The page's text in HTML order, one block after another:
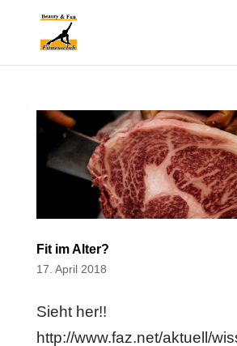
Fit im Alter?
17. April 2018
Sieht her!!
http://www.faz.net/aktuell/